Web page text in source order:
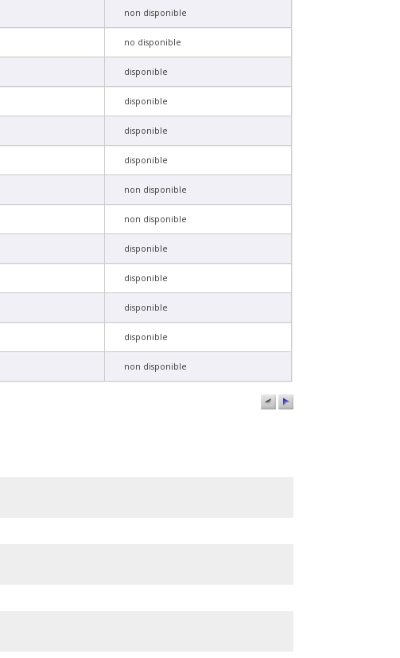
non disponible
no disponible
disponible
disponible
disponible
disponible
non disponible
non disponible
disponible
disponible
disponible
disponible
non disponible